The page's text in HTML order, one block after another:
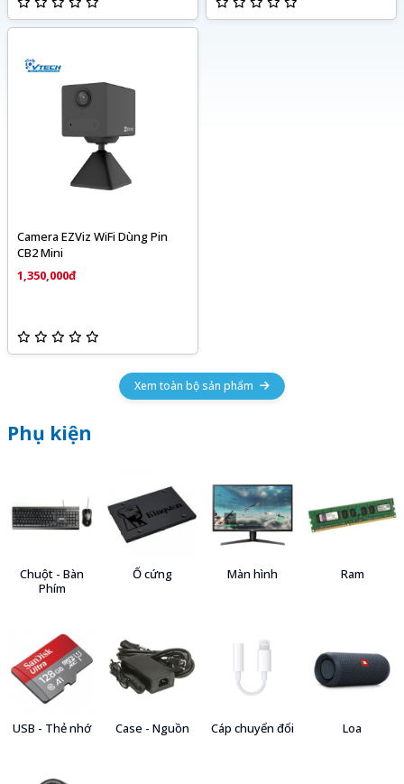
Camera EZViz WiFi Dùng Pin
CB2 Mini
1,350,000đ
Xem toàn bộ sản phẩm
Phụ kiện
Chuột - Bàn
Phím
Ổ cứng Màn hình Ram
USB - Thẻ nhớ Case - Nguồn Cáp chuyển đổi Loa